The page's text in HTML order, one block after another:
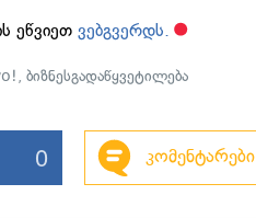
ეწვიეთვებგვერდს.
,ბიზნესგადაწყვეტილება
0 კომენტარები